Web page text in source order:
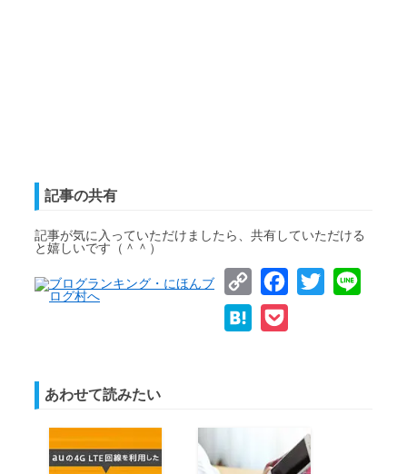
記事の共有
記事が気に入っていただけましたら、共有していただける
と嬉しいです（＾＾）
Copy
Link
Facebook
Twitter
Hatena
あわせて読みたい